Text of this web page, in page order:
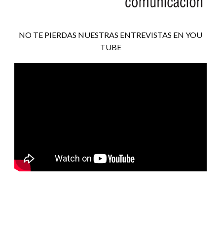
NO TE PIERDAS NUESTRAS ENTREVISTAS EN YOU
TUBE